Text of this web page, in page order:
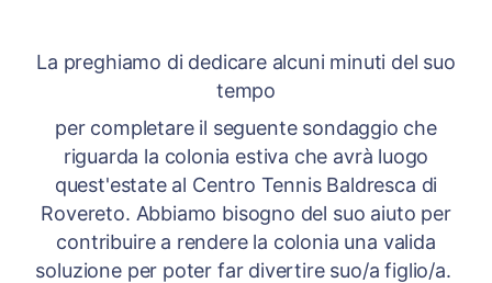
La preghiamo di dedicare alcuni minuti del suo
tempo
per completare il seguente sondaggio che
riguarda la colonia estiva che avrà luogo
quest'estate al Centro Tennis Baldresca di
Rovereto. Abbiamo bisogno del suo aiuto per
contribuire a rendere la colonia una valida
soluzione per poter far divertire suo/a figlio/a.